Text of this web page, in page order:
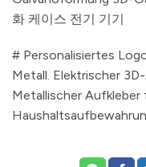
화 케이스 전기 기기
# Personalisiertes
Metall. Elektrischer
Metallischer Aufkleber